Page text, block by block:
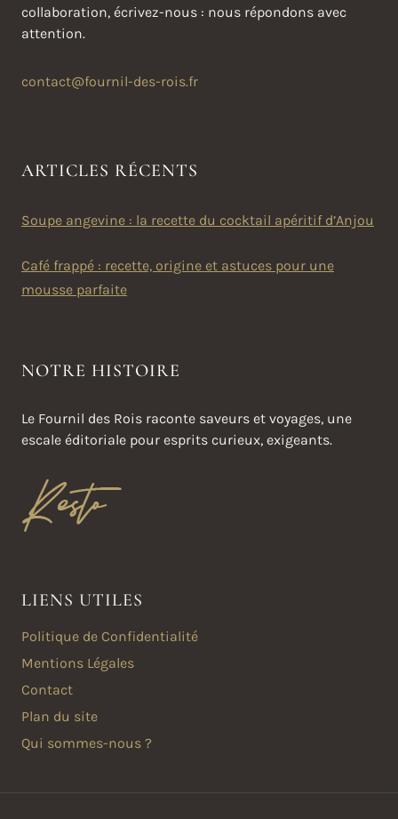
collaboration, écrivez-nous : nous répondons avec
attention.
contact@fournil-des-rois.fr
ARTICLES RÉCENTS
Soupe angevine : la recette du cocktail apéritif d’Anjou
Café frappé : recette, origine et astuces pour une
mousse parfaite
NOTRE HISTOIRE
Le Fournil des Rois raconte saveurs et voyages, une
escale éditoriale pour esprits curieux, exigeants.
LIENS UTILES
Politique de Confidentialité
Mentions Légales
Contact
Plan du site
Qui sommes-nous ?